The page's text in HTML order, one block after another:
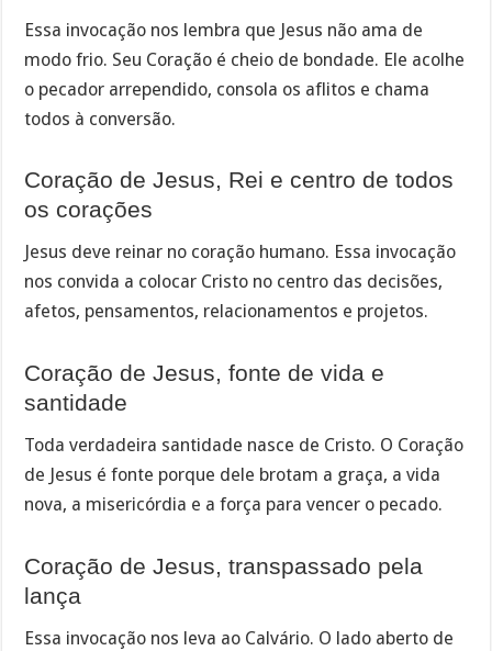
Essa invocação nos lembra que Jesus não ama de
modo frio. Seu Coração é cheio de bondade. Ele acolhe
o pecador arrependido, consola os aflitos e chama
todos à conversão.
Coração de Jesus, Rei e centro de todos
os corações
Jesus deve reinar no coração humano. Essa invocação
nos convida a colocar Cristo no centro das decisões,
afetos, pensamentos, relacionamentos e projetos.
Coração de Jesus, fonte de vida e
santidade
Toda verdadeira santidade nasce de Cristo. O Coração
de Jesus é fonte porque dele brotam a graça, a vida
nova, a misericórdia e a força para vencer o pecado.
Coração de Jesus, transpassado pela
lança
Essa invocação nos leva ao Calvário. O lado aberto de